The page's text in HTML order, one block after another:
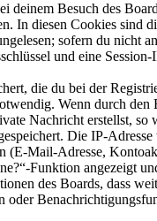
deinem Besuch des
In diesen Cookies sind
sofern du nicht
und eine
die du bei der
Wenn durch
Nachricht erstellst,
Die IP-
(E-Mail-Adresse,
Funktion angezeigt
des Boards, dass
oder